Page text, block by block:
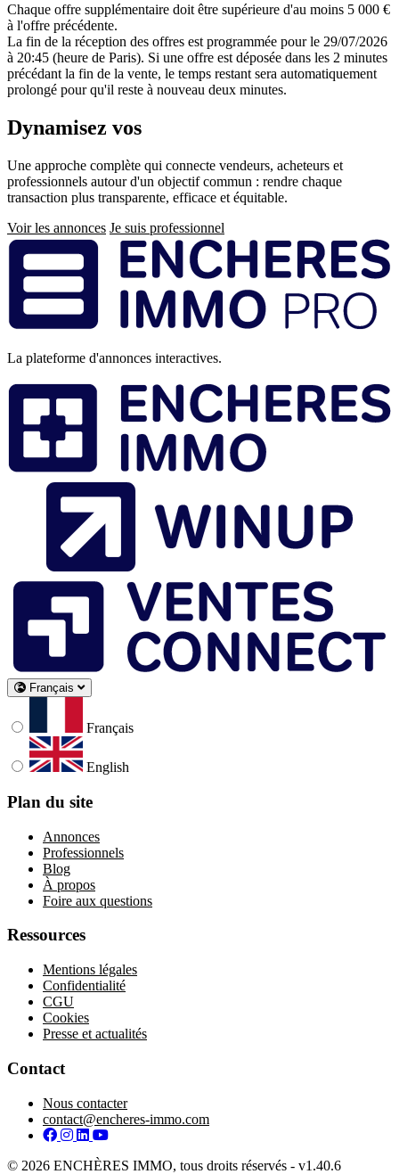
Chaque offre supplémentaire doit être supérieure d'au moins 5 000 €
à l'offre précédente.
La fin de la réception des offres est programmée pour le 29/07/2026
à 20:45 (heure de Paris). Si une offre est déposée dans les 2 minutes
précédant la fin de la vente, le temps restant sera automatiquement
prolongé pour qu'il reste à nouveau deux minutes.
Dynamisez vos
Une approche complète qui connecte vendeurs, acheteurs et
professionnels autour d'un objectif commun : rendre chaque
transaction plus transparente, efficace et équitable.
Voir les annonces Je suis professionnel
Pied
de
page
La plateforme d'annonces interactives.
Français
Français
English
Plan du site
Annonces
Professionnels
Blog
À propos
Foire aux questions
Ressources
Mentions légales
Confidentialité
CGU
Cookies
Presse et actualités
Contact
Nous contacter
contact@encheres-immo.com
Facebook
Instagram
LinkedIn
YouTube
© 2026 ENCHÈRES IMMO, tous droits réservés - v1.40.6